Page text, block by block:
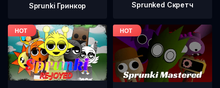
Sprunki Гринкор Sprunked Скретч